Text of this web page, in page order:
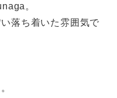
。
落ち着いた雰囲気で